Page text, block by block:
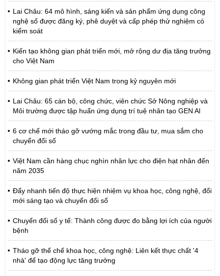
Lai Châu: 64 mô hình, sáng kiến và sản phẩm ứng dụng công
nghệ số được đăng ký, phê duyệt và cấp phép thử nghiệm có
kiểm soát
Kiến tạo không gian phát triển mới, mở rộng dư địa tăng trưởng
cho Việt Nam
Không gian phát triển Việt Nam trong kỷ nguyên mới
Lai Châu: 65 cán bộ, công chức, viên chức Sở Nông nghiệp và
Môi trường được tập huấn ứng dụng trí tuệ nhân tạo GEN Al
6 cơ chế mới tháo gỡ vướng mắc trong đầu tư, mua sắm cho
chuyển đổi số
Việt Nam cần hàng chục nghìn nhân lực cho điện hạt nhân đến
năm 2035
Đẩy nhanh tiến độ thực hiện nhiệm vụ khoa học, công nghệ, đổi
mới sáng tạo và chuyển đổi số
Chuyển đổi số y tế: Thành công được đo bằng lợi ích của người
bệnh
Tháo gỡ thể chế khoa học, công nghệ: Liên kết thực chất '4
nhà' để tạo động lực tăng trưởng